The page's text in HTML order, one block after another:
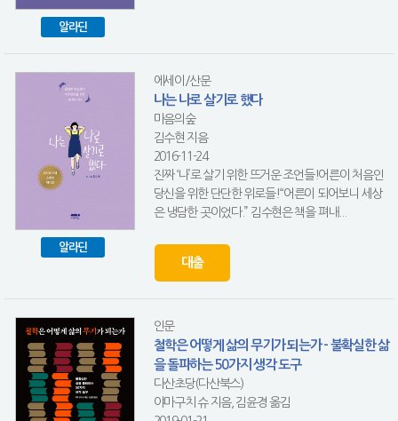
알라딘
알라딘
에세이/산문
나는 나로 살기로 했다
마음의숲
김수현 지음
2016-11-24
진짜 ‘나’로 살기 위한 뜨거운 조언들!어른이 처음인
당신을 위한 단단한 위로들!“어른이 되어보니 세상
은 냉담한 곳이었다.” 김수현은 책을 펴내...
대출
인문
철학은 어떻게 삶의 무기가 되는가 - 불확실한 삶
을 돌파하는 50가지 생각 도구
다산초당(다산북스)
야마구치 슈 지음, 김윤경 옮김